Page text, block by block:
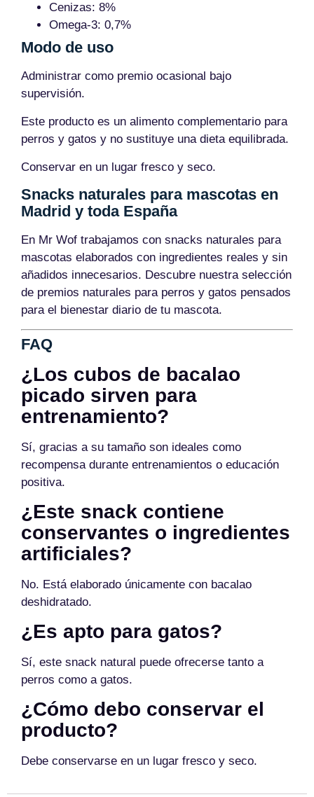
Cenizas: 8%
Omega-3: 0,7%
Modo de uso
Administrar como premio ocasional bajo
supervisión.
Este producto es un alimento complementario para
perros y gatos y no sustituye una dieta equilibrada.
Conservar en un lugar fresco y seco.
Snacks naturales para mascotas en
Madrid y toda España
En Mr Wof trabajamos con snacks naturales para
mascotas elaborados con ingredientes reales y sin
añadidos innecesarios. Descubre nuestra selección
de premios naturales para perros y gatos pensados
para el bienestar diario de tu mascota.
FAQ
¿Los cubos de bacalao
picado sirven para
entrenamiento?
Sí, gracias a su tamaño son ideales como
recompensa durante entrenamientos o educación
positiva.
¿Este snack contiene
conservantes o ingredientes
artificiales?
No. Está elaborado únicamente con bacalao
deshidratado.
¿Es apto para gatos?
Sí, este snack natural puede ofrecerse tanto a
perros como a gatos.
¿Cómo debo conservar el
producto?
Debe conservarse en un lugar fresco y seco.